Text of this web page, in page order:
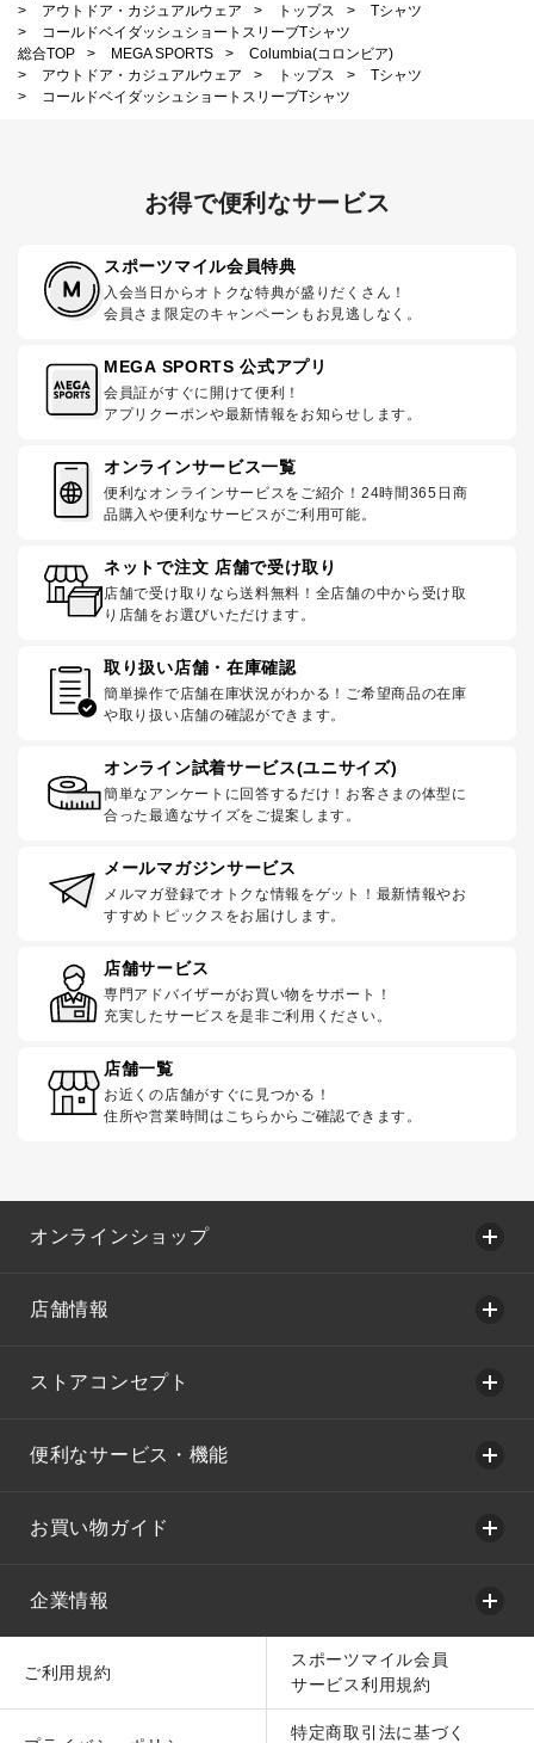
>
アウトドア・カジュアルウェア > トップス >
Tシャツ
>
コールドベイダッシュショートスリーブTシャツ
総合TOP
> MEGA SPORTS >
Columbia(コロンビア)
>
アウトドア・カジュアルウェア > トップス >
Tシャツ
>
コールドベイダッシュショートスリーブTシャツ
お得で便利なサービス
スポーツマイル会員特典
入会当日からオトクな特典が盛りだくさん！
会員さま限定のキャンペーンもお見逃しなく。
MEGA SPORTS 公式アプリ
会員証がすぐに開けて便利！
アプリクーポンや最新情報をお知らせします。
オンラインサービス一覧
便利なオンラインサービスをご紹介！24時間365日商
品購入や便利なサービスがご利用可能。
ネットで注文 店舗で受け取り
店舗で受け取りなら送料無料！全店舗の中から受け取
り店舗をお選びいただけます。
取り扱い店舗・在庫確認
簡単操作で店舗在庫状況がわかる！ご希望商品の在庫
や取り扱い店舗の確認ができます。
オンライン試着サービス(ユニサイズ)
簡単なアンケートに回答するだけ！お客さまの体型に
合った最適なサイズをご提案します。
メールマガジンサービス
メルマガ登録でオトクな情報をゲット！最新情報やお
すすめトピックスをお届けします。
店舗サービス
専門アドバイザーがお買い物をサポート！
充実したサービスを是非ご利用ください。
店舗一覧
お近くの店舗がすぐに見つかる！
住所や営業時間はこちらからご確認できます。
オンラインショップ
店舗情報
ストアコンセプト
便利なサービス・機能
お買い物ガイド
企業情報
ご利用規約
スポーツマイル会員
サービス利用規約
特定商取引法に基づく